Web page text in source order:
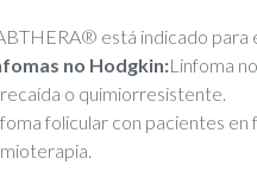
está indicado para
no Hodgkin:Linfoma
o quimiorresistente.
folicular con pacientes